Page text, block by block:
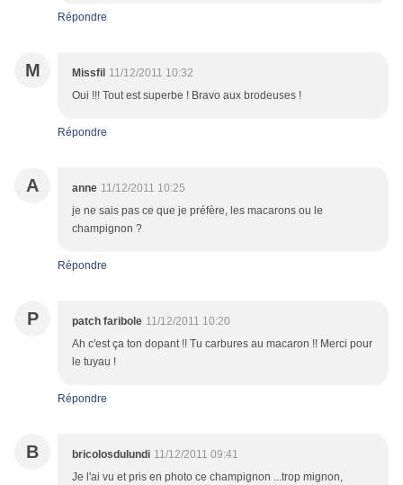
Répondre
M Missfil 11/12/2011 10:32
Oui !!! Tout est superbe ! Bravo aux brodeuses !
Répondre
A anne 11/12/2011 10:25
je ne sais pas ce que je préfère, les macarons ou le
champignon ?
Répondre
P patch faribole 11/12/2011 10:20
Ah c'est ça ton dopant !! Tu carbures au macaron !! Merci pour
le tuyau !
Répondre
B bricolosdulundi 11/12/2011 09:41
Je l'ai vu et pris en photo ce champignon ...trop mignon,